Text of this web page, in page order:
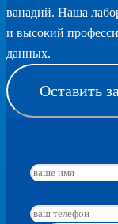
ванадий. Наша
и высокий
данных.
Оставить